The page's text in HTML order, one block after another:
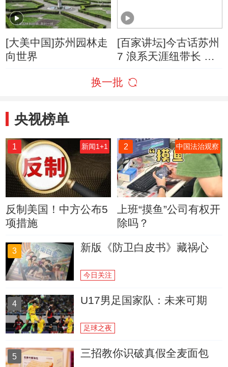
[大美中国]苏州园林走
向世界
[百家讲坛]今古话苏州
7 浪系天涯纽带长 苏
是世界的苏州
换一批
央视榜单
1 新闻1+1
反制美国！中方公布5
项措施
2 中国法治观察
上班“摸鱼”公司有权开
除吗？
3 新版《防卫白皮书》藏祸心
今日关注
4 U17男足国家队：未来可期
足球之夜
5 三招教你识破真假全麦面包